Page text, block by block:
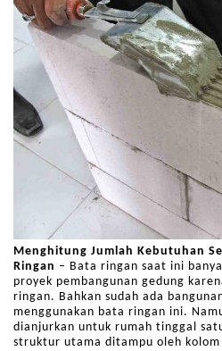
Menghitung Jumlah Kebutuhan
Ringan – Bata ringan saat ini
proyek pembangunan gedung
ringan. Bahkan sudah ada
menggunakan bata ringan ini.
dianjurkan untuk rumah tinggal
struktur utama ditampu oleh kolom